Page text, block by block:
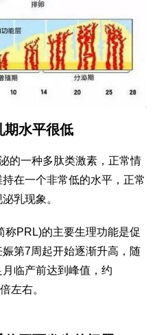
期水平很低
的一种多肽类激素，正常情
在一个非常低的水平，正常
乳现象。
PRL)的主要生理功能是促
第7周起开始逐渐升高，随
临产前达到峰值，约
左右。